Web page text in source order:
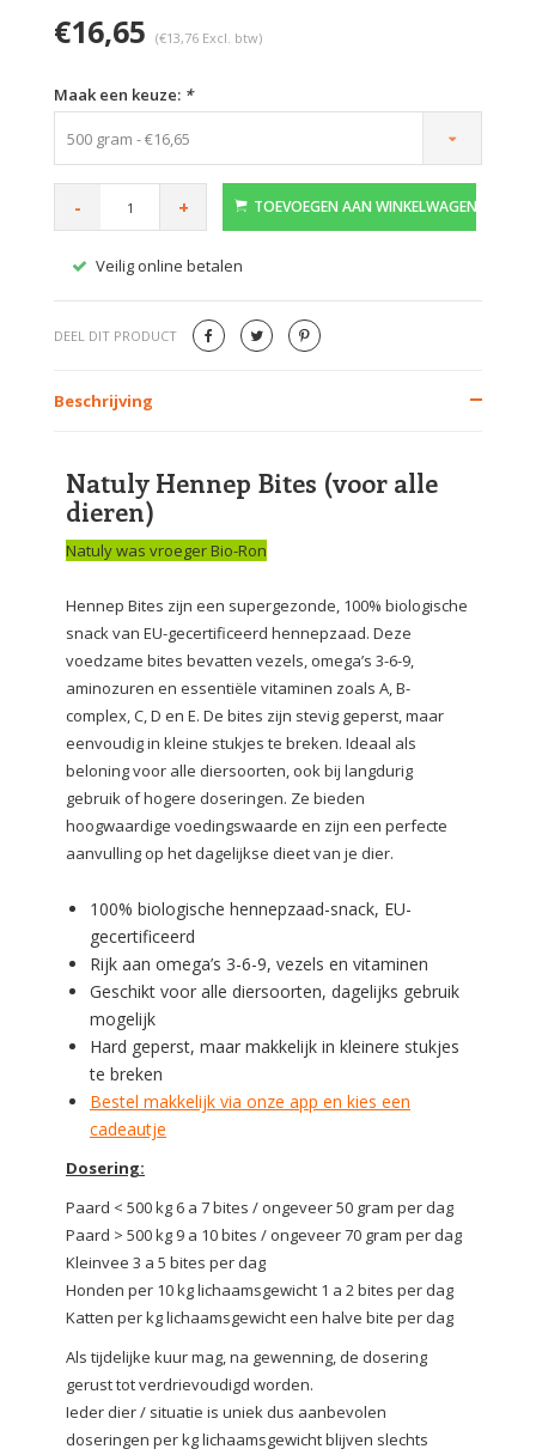
€16,65 (€13,76 Excl. btw)
Maak een keuze: *
500 gram - €16,65
- + TOEVOEGEN AAN WINKELWAGEN
Veilig online betalen
DEEL DIT PRODUCT
Beschrijving
Natuly Hennep Bites (voor alle
dieren)
Natuly was vroeger Bio-Ron
Hennep Bites zijn een supergezonde, 100% biologische
snack van EU-gecertificeerd hennepzaad. Deze
voedzame bites bevatten vezels, omega’s 3-6-9,
aminozuren en essentiële vitaminen zoals A, B-
complex, C, D en E. De bites zijn stevig geperst, maar
eenvoudig in kleine stukjes te breken. Ideaal als
beloning voor alle diersoorten, ook bij langdurig
gebruik of hogere doseringen. Ze bieden
hoogwaardige voedingswaarde en zijn een perfecte
aanvulling op het dagelijkse dieet van je dier.
100% biologische hennepzaad-snack, EU-
gecertificeerd
Rijk aan omega’s 3-6-9, vezels en vitaminen
Geschikt voor alle diersoorten, dagelijks gebruik
mogelijk
Hard geperst, maar makkelijk in kleinere stukjes
te breken
Bestel makkelijk via onze app en kies een
cadeautje
Dosering:
Paard < 500 kg 6 a 7 bites / ongeveer 50 gram per dag
Paard > 500 kg 9 a 10 bites / ongeveer 70 gram per dag
Kleinvee 3 a 5 bites per dag
Honden per 10 kg lichaamsgewicht 1 a 2 bites per dag
Katten per kg lichaamsgewicht een halve bite per dag
Als tijdelijke kuur mag, na gewenning, de dosering
gerust tot verdrievoudigd worden.
Ieder dier / situatie is uniek dus aanbevolen
doseringen per kg lichaamsgewicht blijven slechts